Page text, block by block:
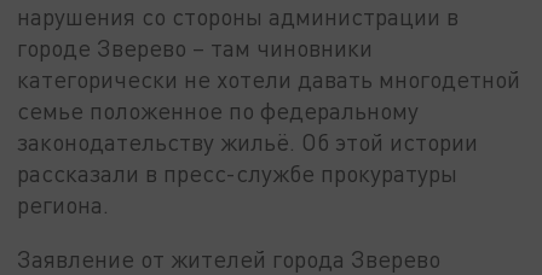
нарушения со стороны администрации в
городе Зверево – там чиновники
категорически не хотели давать многодетной
семье положенное по федеральному
законодательству жильё. Об этой истории
рассказали в пресс-службе прокуратуры
региона.
Заявление от жителей города Зверево